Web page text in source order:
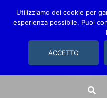
Utilizziamo dei cookie per
esperienza possibile. Puoi
ACCETTO